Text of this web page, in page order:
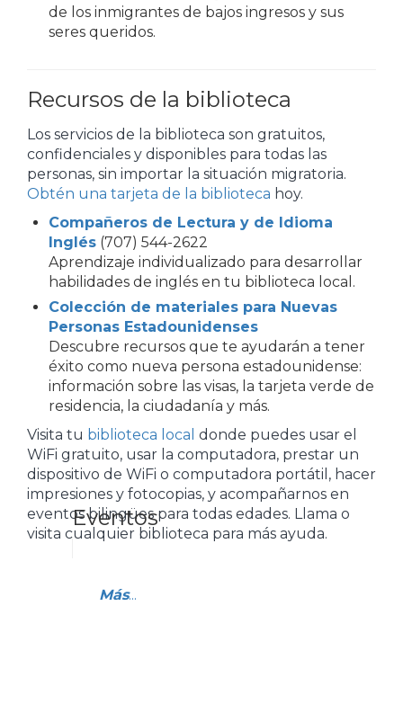
de los inmigrantes de bajos ingresos y sus
seres queridos.
Recursos de la biblioteca
Los servicios de la biblioteca son gratuitos,
confidenciales y disponibles para todas las
personas, sin importar la situación migratoria.
Obtén una tarjeta de la biblioteca hoy.
Compañeros de Lectura y de Idioma
Inglés (707) 544-2622
Aprendizaje individualizado para desarrollar
habilidades de inglés en tu biblioteca local.
Colección de materiales para Nuevas
Personas Estadounidenses
Descubre recursos que te ayudarán a tener
éxito como nueva persona estadounidense:
información sobre las visas, la tarjeta verde de
residencia, la ciudadanía y más.
Visita tu biblioteca local donde puedes usar el
WiFi gratuito, usar la computadora, prestar un
dispositivo de WiFi o computadora portátil, hacer
impresiones y fotocopias, y acompañarnos en
eventos bilingües para todas edades. Llama o
visita cualquier biblioteca para más ayuda.
Eventos
Más...